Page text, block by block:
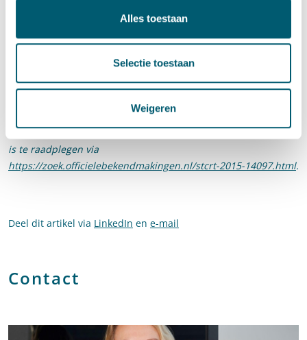
Alles toestaan
Selectie toestaan
Weigeren
onderzoeken welke mogelijkheden de staatssteunregels
(Algemene Groepsvrijstellingsverordening) bieden om ruimere
subsidiemogelijkheden te bieden aan eigenaren/erfpachters,
grondwaterbeheer.
Het ‘Convenant Bodem en Bedrijfsleven 2015’ is op 28 mei 2015
gepubliceerd in de Staatscourant, Nr. 14097. De volledige tekst
is te raadplegen via
https://zoek.officielebekendmakingen.nl/stcrt-2015-14097.html.
Deel dit artikel via LinkedIn en e-mail
Contact